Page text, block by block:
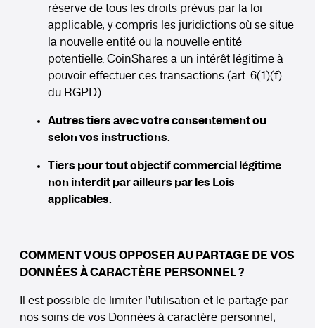
réserve de tous les droits prévus par la loi
applicable, y compris les juridictions où se situe
la nouvelle entité ou la nouvelle entité
potentielle. CoinShares a un intérêt légitime à
pouvoir effectuer ces transactions (art. 6(1)(f)
du RGPD).
Autres tiers avec votre consentement ou
selon vos instructions.
Tiers pour tout objectif commercial légitime
non interdit par ailleurs par les Lois
applicables.
COMMENT VOUS OPPOSER AU PARTAGE DE VOS
DONNÉES À CARACTÈRE PERSONNEL ?
Il est possible de limiter l’utilisation et le partage par
nos soins de vos Données à caractère personnel,